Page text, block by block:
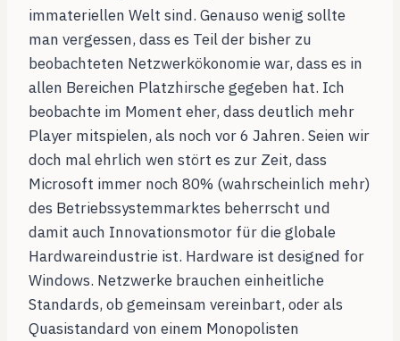
immateriellen Welt sind. Genauso wenig sollte
man vergessen, dass es Teil der bisher zu
beobachteten Netzwerkökonomie war, dass es in
allen Bereichen Platzhirsche gegeben hat. Ich
beobachte im Moment eher, dass deutlich mehr
Player mitspielen, als noch vor 6 Jahren. Seien wir
doch mal ehrlich wen stört es zur Zeit, dass
Microsoft immer noch 80% (wahrscheinlich mehr)
des Betriebssystemmarktes beherrscht und
damit auch Innovationsmotor für die globale
Hardwareindustrie ist. Hardware ist designed for
Windows. Netzwerke brauchen einheitliche
Standards, ob gemeinsam vereinbart, oder als
Quasistandard von einem Monopolisten